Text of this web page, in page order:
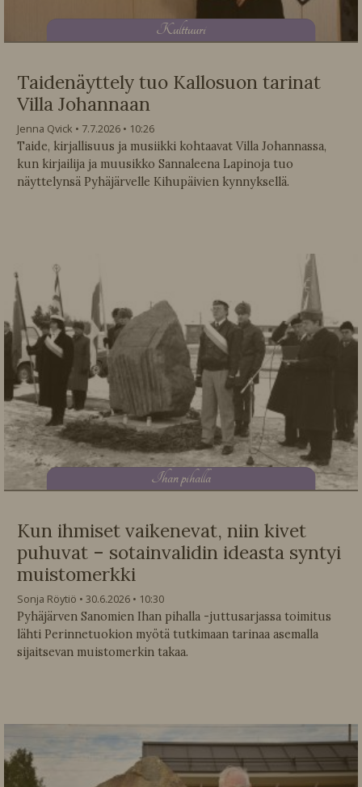
Kulttuuri
Taidenäyttely tuo Kallosuon tarinat
Villa Johannaan
Jenna Qvick 7.7.2026
10:26
Taide, kirjallisuus ja musiikki kohtaavat Villa Johannassa,
kun kirjailija ja muusikko Sannaleena Lapinoja tuo
näyttelynsä Pyhäjärvelle Kihupäivien kynnyksellä.
Ihan pihalla
Kun ihmiset vaikenevat, niin kivet
puhuvat – sotainvalidin ideasta syntyi
muistomerkki
Sonja Röytiö 30.6.2026
10:30
Pyhäjärven Sanomien Ihan pihalla -juttusarjassa toimitus
lähti Perinnetuokion myötä tutkimaan tarinaa asemalla
sijaitsevan muistomerkin takaa.